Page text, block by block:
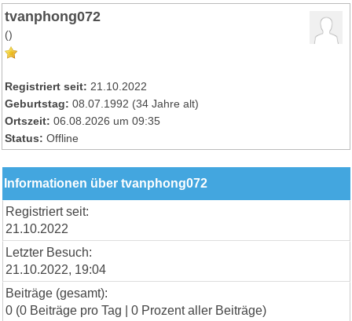
tvanphong072
()
Registriert seit: 21.10.2022
Geburtstag: 08.07.1992 (34 Jahre alt)
Ortszeit: 06.08.2026 um 09:35
Status: Offline
Informationen über tvanphong072
Registriert seit:
21.10.2022
Letzter Besuch:
21.10.2022, 19:04
Beiträge (gesamt):
0 (0 Beiträge pro Tag | 0 Prozent aller Beiträge)